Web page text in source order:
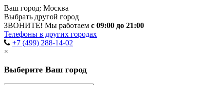
Ваш город: Москва
Выбрать другой город
ЗВОНИТЕ! Мы работаем с 09:00 до 21:00
Телефоны в других городах
+7 (499) 288-14-02
×
Выберите Ваш город